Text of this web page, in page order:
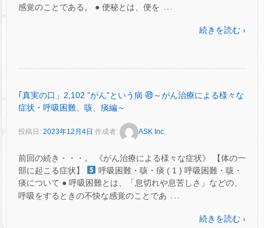
感覚のことである。 ● 便秘とは、便を …
続きを読む ›
｢真実の口」2,102 ‟がん”という病 ㊾～がん治療による様々な
症状・呼吸困難、咳、痰編～
投稿日: 2023年12月4日 作成者: ASK Inc.
前回の続き・・・。 《がん治療による様々な症状》 【体の一
部に起こる症状】
呼吸困難・咳・痰 ( 1 ) 呼吸困難・咳・
痰について ● 呼吸困難とは、「息切れや息苦しさ」などの、
呼吸をするときの不快な感覚のことであ …
続きを読む ›